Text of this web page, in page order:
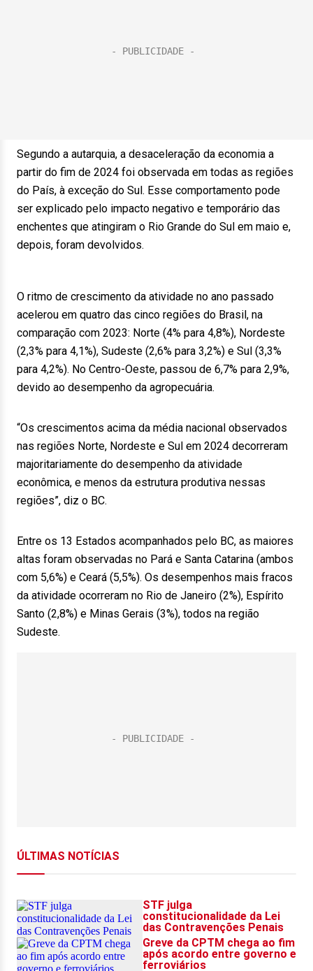
Segundo a autarquia, a desaceleração da economia a
partir do fim de 2024 foi observada em todas as regiões
do País, à exceção do Sul. Esse comportamento pode
ser explicado pelo impacto negativo e temporário das
enchentes que atingiram o Rio Grande do Sul em maio e,
depois, foram devolvidos.
O ritmo de crescimento da atividade no ano passado
acelerou em quatro das cinco regiões do Brasil, na
comparação com 2023: Norte (4% para 4,8%), Nordeste
(2,3% para 4,1%), Sudeste (2,6% para 3,2%) e Sul (3,3%
para 4,2%). No Centro-Oeste, passou de 6,7% para 2,9%,
devido ao desempenho da agropecuária.
“Os crescimentos acima da média nacional observados
nas regiões Norte, Nordeste e Sul em 2024 decorreram
majoritariamente do desempenho da atividade
econômica, e menos da estrutura produtiva nessas
regiões”, diz o BC.
Entre os 13 Estados acompanhados pelo BC, as maiores
altas foram observadas no Pará e Santa Catarina (ambos
com 5,6%) e Ceará (5,5%). Os desempenhos mais fracos
da atividade ocorreram no Rio de Janeiro (2%), Espírito
Santo (2,8%) e Minas Gerais (3%), todos na região
Sudeste.